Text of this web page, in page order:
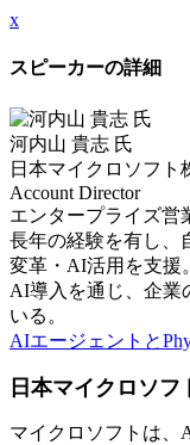
x
スピーカーの詳細
河内山 貴志 氏
日本マイクロソフト
Account Director
エンタープライズ営
長年の経験を有し、
変革・AI活用を支援
AI導入を通じ、企業
いる。
AIエージェントと
日本マイクロソフ
マイクロソフトは、